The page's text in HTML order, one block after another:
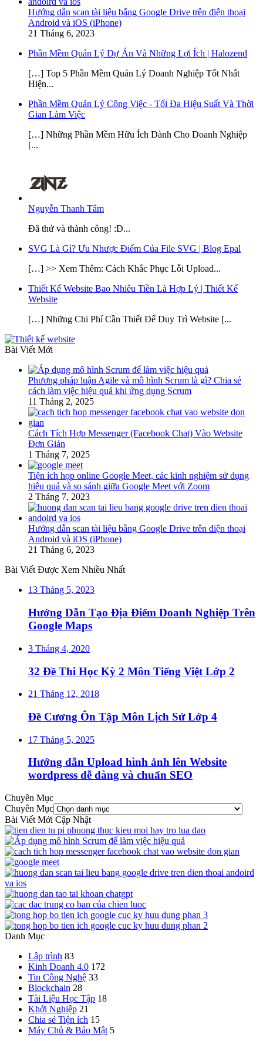
Hướng dẫn scan tài liệu bằng Google Drive trên điện thoại
Android và iOS (iPhone)
21 Tháng 6, 2023
Phần Mềm Quản Lý Dự Án Và Những Lợi Ích | Halozend
[…] Top 5 Phần Mềm Quản Lý Doanh Nghiệp Tốt Nhất
Hiện...
Phần Mềm Quản Lý Công Việc - Tối Đa Hiệu Suất Và Thời
Gian Làm Việc
[…] Những Phần Mềm Hữu Ích Dành Cho Doanh Nghiệp
[...
Nguyễn Thanh Tâm
Đã thử và thành công! :D...
SVG Là Gì? Ưu Nhược Điểm Của File SVG | Blog Epal
[…] >> Xem Thêm: Cách Khắc Phục Lỗi Upload...
Thiết Kế Website Bao Nhiêu Tiền Là Hợp Lý | Thiết Kế
Website
[…] Những Chi Phí Cần Thiết Để Duy Trì Website [...
Bài Viết Mới
Phương pháp luận Agile và mô hình Scrum là gì? Chia sẻ
cách làm việc hiệu quả khi ứng dụng Scrum
11 Tháng 2, 2025
Cách Tích Hợp Messenger (Facebook Chat) Vào Website
Đơn Giản
1 Tháng 7, 2025
Tiện ích họp online Google Meet, các kinh nghiệm sử dụng
hiệu quả và so sánh giữa Google Meet với Zoom
2 Tháng 7, 2023
Hướng dẫn scan tài liệu bằng Google Drive trên điện thoại
Android và iOS (iPhone)
21 Tháng 6, 2023
Bài Viết Được Xem Nhiều Nhất
13 Tháng 5, 2023
Hướng Dẫn Tạo Địa Điểm Doanh Nghiệp Trên
Google Maps
3 Tháng 4, 2020
32 Đề Thi Học Kỳ 2 Môn Tiếng Việt Lớp 2
21 Tháng 12, 2018
Đề Cương Ôn Tập Môn Lịch Sử Lớp 4
17 Tháng 5, 2025
Hướng dẫn Upload hình ảnh lên Website
wordpress dễ dàng và chuẩn SEO
Chuyên Mục
Chuyên Mục
Bài Viết Mới Cập Nhật
Danh Mục
Lập trình 83
Kinh Doanh 4.0 172
Tin Công Nghệ 33
Blockchain 28
Tài Liệu Học Tập 18
Khởi Nghiệp 21
Chia sẻ Tiện ích 15
Máy Chủ & Bảo Mật 5